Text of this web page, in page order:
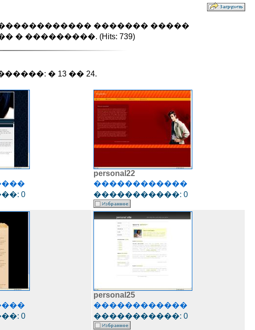
������� �����
���������. (Hits: 739)
� 13 �� 24.
0
personal22
������������
�����������: 0
0
personal25
������������
�����������: 0